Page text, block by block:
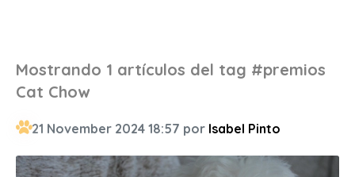
Mostrando 1 artículos del tag #premios
Cat Chow
21 November 2024 18:57 por Isabel Pinto